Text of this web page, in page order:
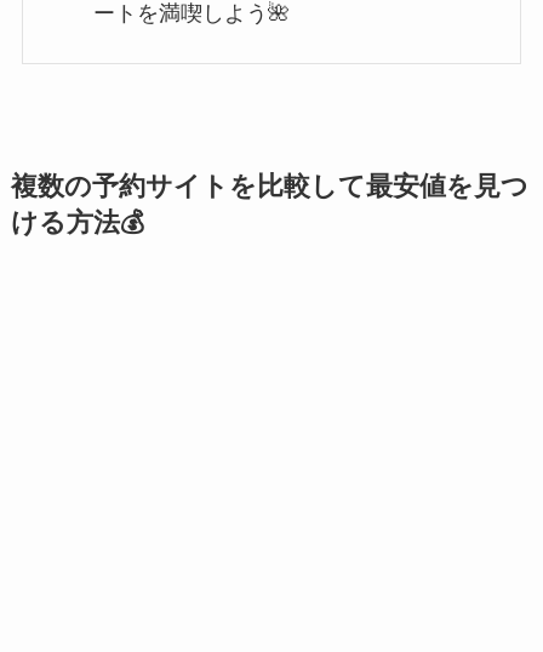
ートを満喫しよう🌺
複数の予約サイトを比較して最安値を見つ
ける方法💰